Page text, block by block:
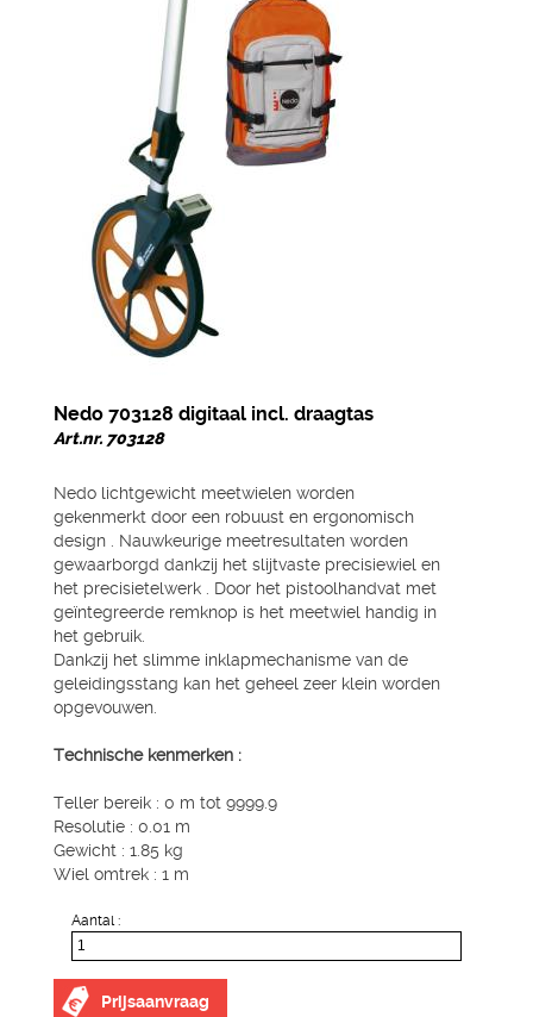
Nedo 703128 digitaal incl. draagtas
Art.nr. 703128
Nedo lichtgewicht meetwielen worden
gekenmerkt door een robuust en ergonomisch
design . Nauwkeurige meetresultaten worden
gewaarborgd dankzij het slijtvaste precisiewiel en
het precisietelwerk . Door het pistoolhandvat met
geïntegreerde remknop is het meetwiel handig in
het gebruik.
Dankzij het slimme inklapmechanisme van de
geleidingsstang kan het geheel zeer klein worden
opgevouwen.
Technische kenmerken :
Teller bereik : 0 m tot 9999.9
Resolutie : 0.01 m
Gewicht : 1.85 kg
Wiel omtrek : 1 m
Aantal :
Prijsaanvraag